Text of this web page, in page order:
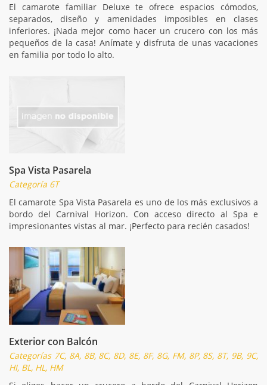
El camarote familiar Deluxe te ofrece espacios cómodos,
separados, diseño y amenidades imposibles en clases
inferiores. ¡Nada mejor como hacer un crucero con los más
pequeños de la casa! Anímate y disfruta de unas vacaciones
en familia por todo lo alto.
Spa Vista Pasarela
Categoría 6T
El camarote Spa Vista Pasarela es uno de los más exclusivos a
bordo del Carnival Horizon. Con acceso directo al Spa e
impresionantes vistas al mar. ¡Perfecto para recién casados!
Exterior con Balcón
Categorías 7C, 8A, 8B, 8C, 8D, 8E, 8F, 8G, FM, 8P, 8S, 8T, 9B, 9C,
HI, BL, HL, HM